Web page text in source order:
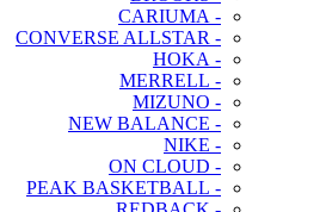
- CARIUMA
- CONVERSE ALLSTAR
- HOKA
- MERRELL
- MIZUNO
- NEW BALANCE
- NIKE
- ON CLOUD
- PEAK BASKETBALL